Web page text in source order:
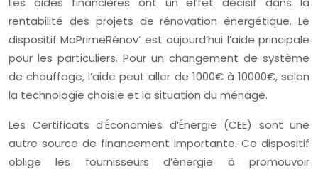
rentabilité des projets de rénovation énergétique. Le
dispositif MaPrimeRénov’ est aujourd’hui l’aide principale
pour les particuliers. Pour un changement de système
de chauffage, l’aide peut aller de 1000€ à 10000€, selon
la technologie choisie et la situation du ménage.
Les Certificats d’Économies d’Énergie (CEE) sont une
autre source de financement importante. Ce dispositif
oblige les fournisseurs d’énergie à promouvoir